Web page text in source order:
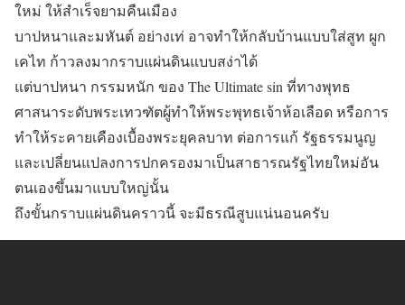
ใหม่ ให้สำเร็จยามคืนเมือง
บาปหนาและมหันต์ อย่างเท่ อาจทำให้กลับบ้านแบบใส่สูท ผูก
เคไท ก้าวลงมากราบแผ่นดินแบบสง่าได้
แต่บาปหนา กรรมหนัก ของ The Ultimate sin ที่ทางพุทธ
ศาสนาระดับพระเทวฑัตผู้ทำให้พระพุทธเจ้าห้อเลือด หรือการ
ทำให้ระคายเคืองเบื้องพระยุคลบาท ต่อการแก้ รัฐธรรมนูญ
และเปลี่ยนแปลงการปกครองมาเป็นสาธารณรัฐไทยใหม่อัน
ตนเองขึ้นมาแบบใหญ่นั้น
ถึงขั้นกราบแผ่นดินคราวนี้ จะมีธรณีสูบแน่นอนครับ